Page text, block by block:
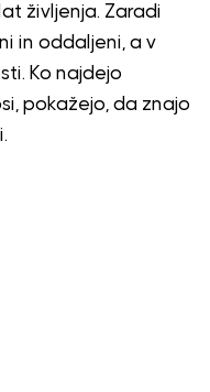
življenja. Zaradi
in oddaljeni, a v
Ko najdejo
pokažejo, da znajo